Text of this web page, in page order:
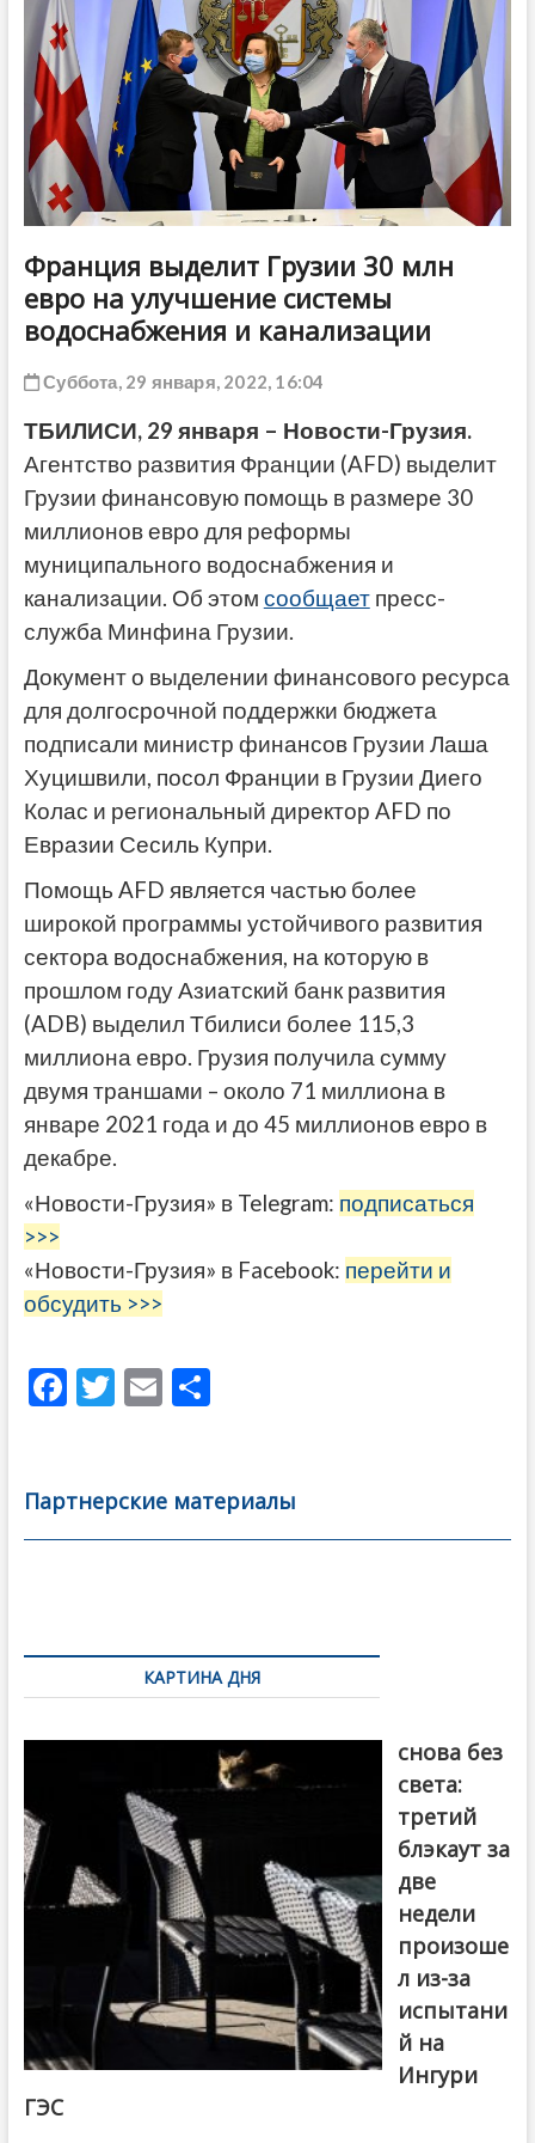
Франция выделит Грузии 30 млн
евро на улучшение системы
водоснабжения и канализации
Суббота, 29 января, 2022, 16:04
ТБИЛИСИ, 29 января – Новости-Грузия.
Агентство развития Франции (AFD) выделит
Грузии финансовую помощь в размере 30
миллионов евро для реформы
муниципального водоснабжения и
канализации. Об этом сообщаетпресс-
служба Минфина Грузии.
Документ о выделении финансового ресурса
для долгосрочной поддержки бюджета
подписали министр финансов Грузии Лаша
Хуцишвили, посол Франции в Грузии Диего
Колас и региональный директор AFD по
Евразии Сесиль Купри.
Помощь AFD является частью более
широкой программы устойчивого развития
сектора водоснабжения, на которую в
прошлом году Азиатский банк развития
(ADB) выделил Тбилиси более 115,3
миллиона евро. Грузия получила сумму
двумя траншами – около 71 миллиона в
январе 2021 года и до 45 миллионов евро в
декабре.
«Новости-Грузия» в Telegram: подписаться
>>>
«Новости-Грузия» в Facebook: перейти и
обсудить >>>
F
b
o
T
er
E
l
О
а
в
Партнерские материалы
по
записямКАРТИНА ДНЯ
снова без
света:
третий
блэкаут за
две
недели
произоше
л из-за
испытани
й на
Ингури
ГЭС